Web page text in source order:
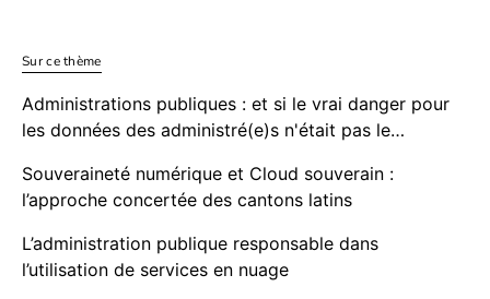
Sur ce thème
Administrations publiques : et si le vrai danger pour
les données des administré(e)s n'était pas le…
Souveraineté numérique et Cloud souverain :
l’approche concertée des cantons latins
L’administration publique responsable dans
l’utilisation de services en nuage